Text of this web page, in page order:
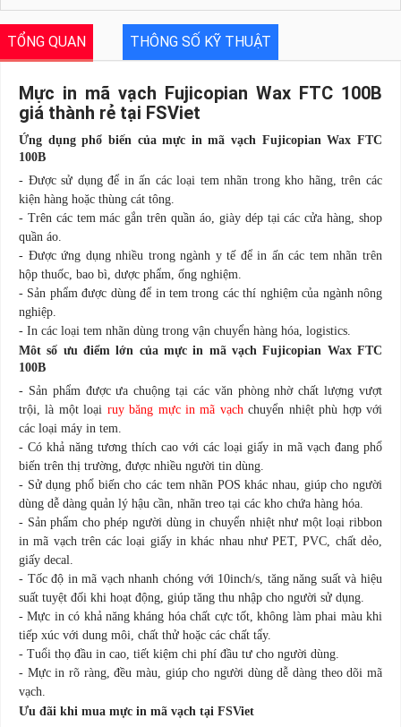
TỔNG QUAN THÔNG SỐ KỸ THUẬT
Mực in mã vạch Fujicopian Wax FTC 100B
giá thành rẻ tại FSViet
Ứng dụng phổ biến của mực in mã vạch Fujicopian Wax FTC
100B
- Được sử dụng để in ấn các loại tem nhãn trong kho hãng, trên các
kiện hàng hoặc thùng cát tông.
- Trên các tem mác gắn trên quần áo, giày dép tại các cửa hàng, shop
quần áo.
- Được ứng dụng nhiều trong ngành y tế để in ấn các tem nhãn trên
hộp thuốc, bao bì, dược phẩm, ống nghiệm.
- Sản phẩm được dùng để in tem trong các thí nghiệm của ngành nông
nghiệp.
- In các loại tem nhãn dùng trong vận chuyển hàng hóa, logistics.
Môt số ưu điểm lớn của mực in mã vạch Fujicopian Wax FTC
100B
- Sản phẩm được ưa chuộng tại các văn phòng nhờ chất lượng vượt
trội, là một loại ruy băng mực in mã vạchchuyển nhiệt phù hợp với
các loại máy in tem.
- Có khả năng tương thích cao với các loại giấy in mã vạch đang phổ
biến trên thị trường, được nhiều người tin dùng.
- Sử dụng phổ biến cho các tem nhãn POS khác nhau, giúp cho người
dùng dễ dàng quản lý hậu cần, nhãn treo tại các kho chứa hàng hóa.
- Sản phẩm cho phép người dùng in chuyển nhiệt như một loại ribbon
in mã vạch trên các loại giấy in khác nhau như PET, PVC, chất dẻo,
giấy decal.
- Tốc độ in mã vạch nhanh chóng với 10inch/s, tăng năng suất và hiệu
suất tuyệt đối khi hoạt động, giúp tăng thu nhập cho người sử dụng.
- Mực in có khả năng kháng hóa chất cực tốt, không làm phai màu khi
tiếp xúc với dung môi, chất thử hoặc các chất tẩy.
- Tuổi thọ đầu in cao, tiết kiệm chi phí đầu tư cho người dùng.
- Mực in rõ ràng, đều màu, giúp cho người dùng dễ dàng theo dõi mã
vạch.
Ưu đãi khi mua mực in mã vạch tại FSViet